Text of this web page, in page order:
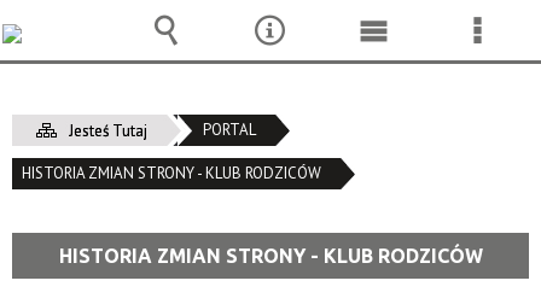
Jesteś Tutaj PORTAL
HISTORIA ZMIAN STRONY - KLUB RODZICÓW
HISTORIA ZMIAN STRONY - KLUB RODZICÓW
Wyszukiwarka
NarzędziaMenu
Menu